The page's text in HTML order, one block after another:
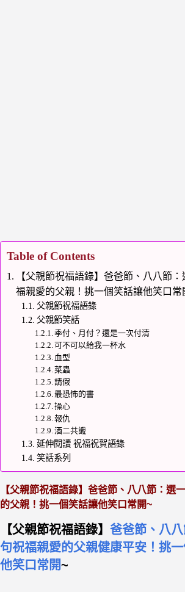
Table of Contents
【父親節祝福語錄】爸爸節、八八節：
福親愛的父親！挑一個笑話讓他笑口常
父親節祝福語錄
父親節笑話
季付、月付？還是一次付清
可不可以給我一杯水
血型
菜蟲
請假
最恐怖的書
操心
報仇
酒二共識
延伸閱讀 祝福祝賀語錄
笑話系列
【父親節祝福語錄】爸爸節、八八節：選
的父親！挑一個笑話讓他笑口常開~
【父親節祝福語錄】 爸爸節、八
句祝福親愛的父親健康平安！挑
他笑口常開~